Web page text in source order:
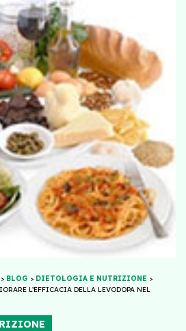
> BLOG > DIETOLOGIA E NUTRIZIONE >
L’EFFICACIA DELLA LEVODOPA NEL